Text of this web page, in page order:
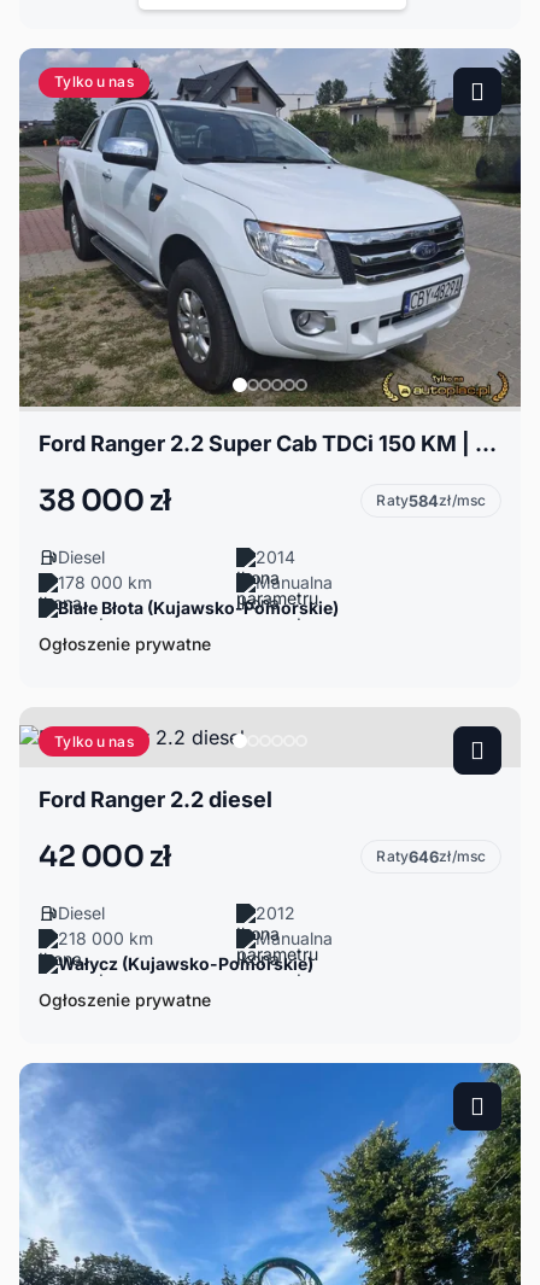
Tylko u nas
Ford Ranger 2.2 Super Cab TDCi 150 KM | 178 tys. km | Hak
38 000 zł Raty584zł/msc
Diesel
2014
178 000 km
Manualna
Białe Błota (Kujawsko-Pomorskie)
Ogłoszenie prywatne
Tylko u nas
Ford Ranger 2.2 diesel
42 000 zł Raty646zł/msc
Diesel
2012
218 000 km
Manualna
Wałycz (Kujawsko-Pomorskie)
Ogłoszenie prywatne